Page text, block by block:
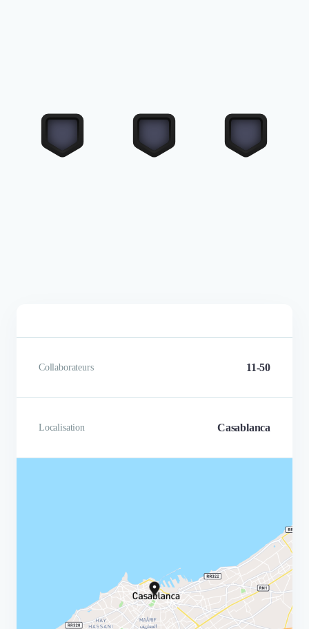
Collaborateurs 11-50
Localisation Casablanca